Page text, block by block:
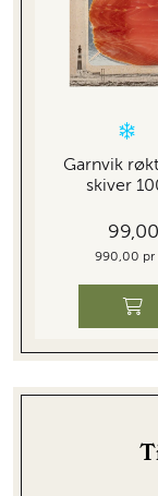
Garnvik
skiver
99,00
990,00 pr